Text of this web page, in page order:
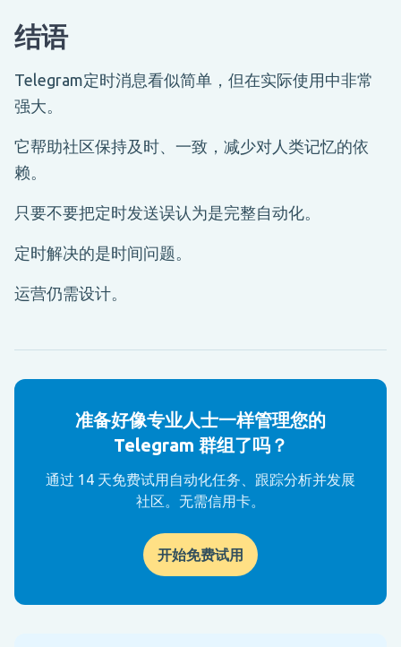
结语
Telegram定时消息看似简单，但在实际使用中非常
强大。
它帮助社区保持及时、一致，减少对人类记忆的依
赖。
只要不要把定时发送误认为是完整自动化。
定时解决的是时间问题。
运营仍需设计。
准备好像专业人士一样管理您的
Telegram 群组了吗？
通过 14 天免费试用自动化任务、跟踪分析并发展
社区。无需信用卡。
开始免费试用